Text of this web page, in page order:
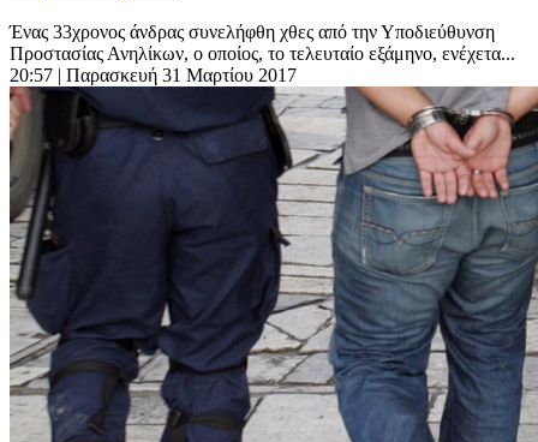
Ένας 33χρονος άνδρας συνελήφθη χθες από την Υποδιεύθυνση
Προστασίας Ανηλίκων, ο οποίος, το τελευταίο εξάμηνο, ενέχετα...
20:57 | Παρασκευή 31 Μαρτίου 2017